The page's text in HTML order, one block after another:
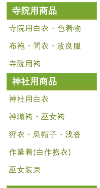
寺院用商品
寺院用白衣・色着物
布袍・間衣・改良服
寺院用袴
神社用商品
神社用白衣
神職袴・巫女袴
狩衣・烏帽子・浅沓
作業着(白作務衣)
巫女装束